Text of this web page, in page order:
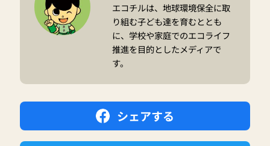
エコチルは、地球環境保全に取
り組む子ども達を育むととも
に、学校や家庭でのエコライフ
推進を目的としたメディアで
す。
シェアする